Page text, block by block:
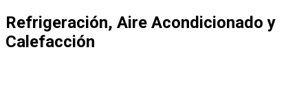
Refrigeración, Aire Acondicionado y
Calefacción